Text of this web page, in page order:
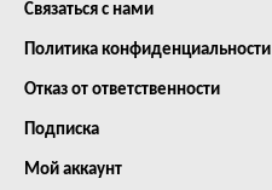
Связаться с нами
Политика конфиденциальности
Отказ от ответственности
Подписка
Мой аккаунт